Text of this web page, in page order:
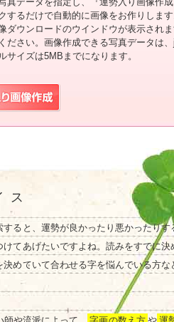
するだけで自動的に画像をお作りします
ダウンロードのウインドウが表示されま
ださい。画像作成できる写真データは
サイズは5MBまでになります。
ス
ると、運勢が良かったり悪かったりす
てあげたいですよね。読みをすでに決
めていて合わせる字を悩んでいる方な